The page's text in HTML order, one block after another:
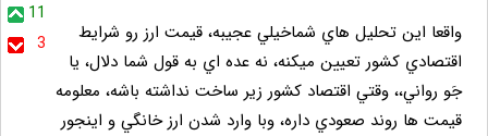
11
3
واقعا اين تحليل هاي شماخيلي عجيبه، قيمت ارز رو شرايط
اقتصادي كشور تعيين ميكنه، نه عده اي به قول شما دلال، يا
جَو رواني،، وقتي اقتصاد كشور زير ساخت نداشته باشه، معلومه
قيمت ها روند صعودي داره، وبا وارد شدن ارز خانگي و اينجور